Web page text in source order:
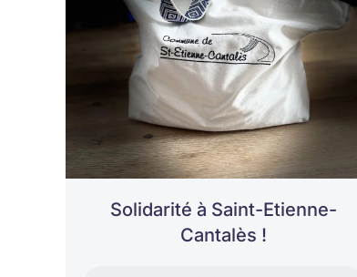
Solidarité à Saint-Etienne-
Cantalès !